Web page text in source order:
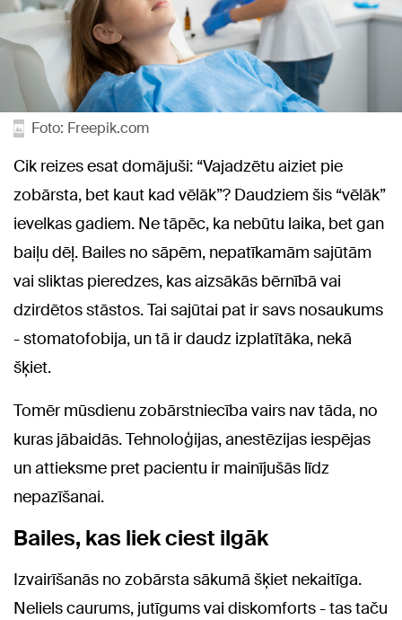
Foto: Freepik.com
Cik reizes esat domājuši: “Vajadzētu aiziet pie
zobārsta, bet kaut kad vēlāk”? Daudziem šis “vēlāk”
ievelkas gadiem. Ne tāpēc, ka nebūtu laika, bet gan
baiļu dēļ. Bailes no sāpēm, nepatīkamām sajūtām
vai sliktas pieredzes, kas aizsākās bērnībā vai
dzirdētos stāstos. Tai sajūtai pat ir savs nosaukums
- stomatofobija, un tā ir daudz izplatītāka, nekā
šķiet.
Tomēr mūsdienu zobārstniecība vairs nav tāda, no
kuras jābaidās. Tehnoloģijas, anestēzijas iespējas
un attieksme pret pacientu ir mainījušās līdz
nepazīšanai.
Bailes, kas liek ciest ilgāk
Izvairīšanās no zobārsta sākumā šķiet nekaitīga.
Neliels caurums, jutīgums vai diskomforts - tas taču